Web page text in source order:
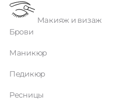
Макияж и визаж
Брови
Маникюр
Педикюр
Ресницы